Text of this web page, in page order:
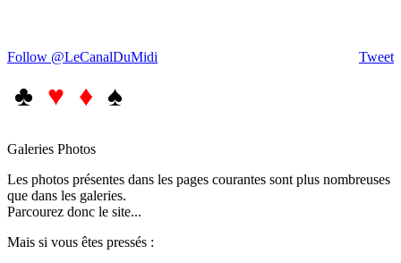
Tweet
Follow @LeCanalDuMidi
♣ ♥ ♦ ♠
Galeries Photos
Les photos présentes dans les pages courantes sont plus nombreuses
que dans les galeries.
Parcourez donc le site...
Mais si vous êtes pressés :